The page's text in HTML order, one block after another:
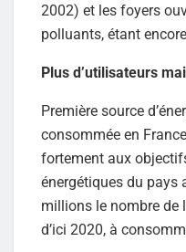
2002) et les foyers
polluants, étant
Plus d’utilisateurs
Première source
consommée en
fortement aux
énergétiques du pays
millions le nombre
d’ici 2020, à